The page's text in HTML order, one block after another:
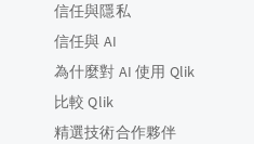
信任與隱私
信任與 AI
為什麼對 AI 使用 Qlik
比較 Qlik
精選技術合作夥伴